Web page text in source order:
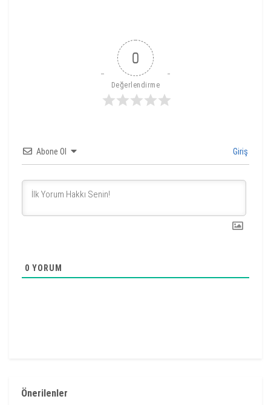
0
Değerlendirme
Abone Ol Giriş
0 YORUM
Önerilenler